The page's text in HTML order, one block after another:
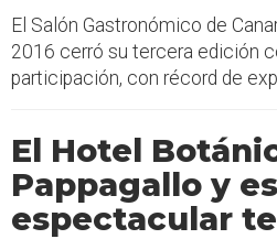
El Salón Gastronómico de
2016 cerró su tercera edición
participación, con récord de
El Hotel
Pappagallo y
espectacular